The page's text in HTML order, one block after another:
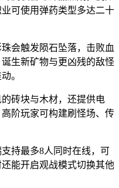
可使用弹药类型多达二十
会触发陨石坠落，击败血
生新矿物与更凶残的敌怪
。
砖块与木材，还提供电
阶玩家可构建刷怪场、传
持最多8人同时在线，可
能开启观战模式切换其他